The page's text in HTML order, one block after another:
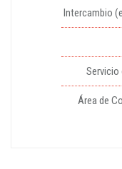
Intercambio
Área de